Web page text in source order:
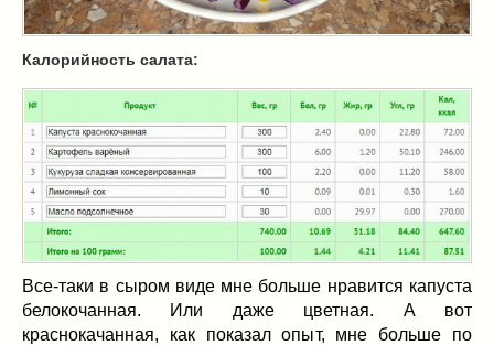
хворост(1)
(3)
запекаем(11)
напитки(1)
разное(6)
рыбные блюда(4)
салаты(11)
Супы(1)
тушеное(3)
Калорийность салата:
Все-таки в сыром виде мне больше нравится капуста
белокочанная. Или даже цветная. А вот
краснокачанная, как показал опыт, мне больше по